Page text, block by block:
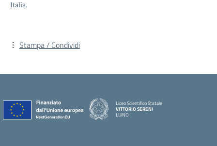
Italia.
Stampa / Condividi
Liceo Scientifico Statale
VITTORIO SERENI
LUINO